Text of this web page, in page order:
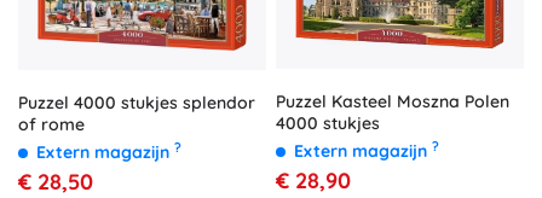
Puzzel 4000 stukjes splendor
of rome
Extern magazijn ?
€ 28,50
Puzzel Kasteel Moszna Polen
4000 stukjes
Extern magazijn ?
€ 28,90